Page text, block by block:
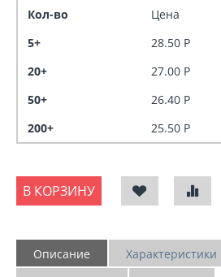
Кол-во
Цена
5+
28.50 Р
20+
27.00 Р
50+
26.40 Р
200+
25.50 Р
В КОРЗИНУ
Описание
Характеристики